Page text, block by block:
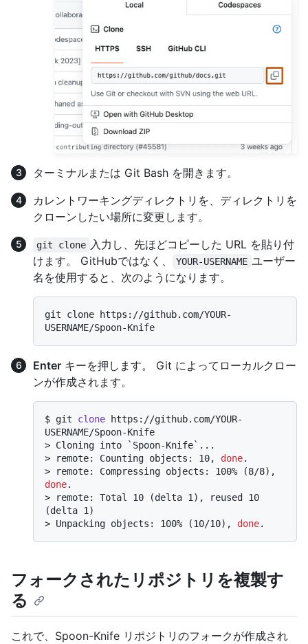
ターミナルまたは Git Bash を開きます。
カレントワーキングディレクトリを、ディレクトリを
クローンしたい場所に変更します。
git clone 入力し、先ほどコピーした URL を貼り付
けます。 GitHubではなく、
YOUR-USERNAME ユーザー
名を使用すると、次のようになります。
git clone https://github.com/YOUR-
Enter キーを押します。 Git によってローカルクロー
ンが作成されます。
$ git clone https://github.com/YOUR-
USERNAME/Spoon-Knife
> Cloning into `Spoon-Knife`...
>
remote: Counting objects: 10, done.
>
done.
>
remote: Total 10 (delta 1), reused 10
(delta 1)
> Unpacking objects: 100% (10/10), done.
フォークされたリポジトリを複製す
る
これで、Spoon-Knife リポジトリのフォークが作成され